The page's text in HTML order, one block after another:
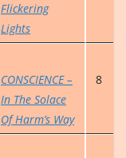
Flickering
Lights
CONSCIENCE –
In The Solace
Of Harm’s Way
8